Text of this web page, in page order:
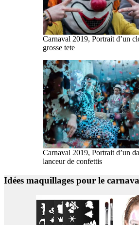
Carnaval 2019, Portrait d’un
grosse tete
Carnaval 2019, Portrait d’un
lanceur de confettis
Idées maquillages pour le